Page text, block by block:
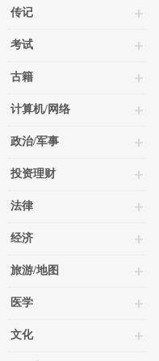
传记
考试
古籍
计算机/网络
政治/军事
投资理财
法律
经济
旅游/地图
医学
文化